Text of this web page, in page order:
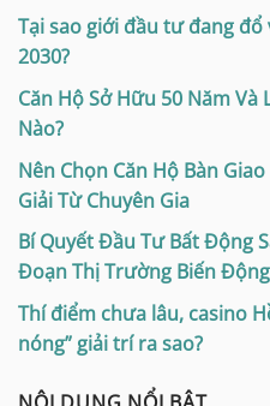
Tại sao giới đầu tư đang đổ
2030?
Căn Hộ Sở Hữu 50 Năm Và
Nào?
Nên Chọn Căn Hộ Bàn
Giải Từ Chuyên Gia
Bí Quyết Đầu Tư Bất Động
Đoạn Thị Trường Biến Động
Thí điểm chưa lâu, casino
nóng” giải trí ra sao?